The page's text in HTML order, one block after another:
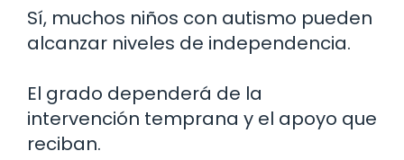
Sí, muchos niños con autismo pueden
alcanzar niveles de independencia.
El grado dependerá de la
intervención temprana y el apoyo que
reciban.